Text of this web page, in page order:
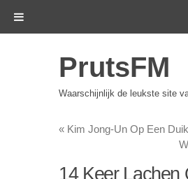
PrutsFM
Waarschijnlijk de leukste site
« Kim Jong-Un Op Een
14 Keer Lachen